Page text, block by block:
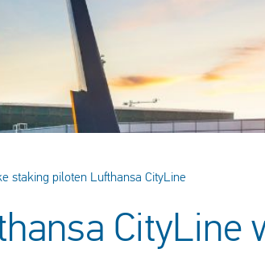
staking piloten Lufthansa CityLine
CityLine